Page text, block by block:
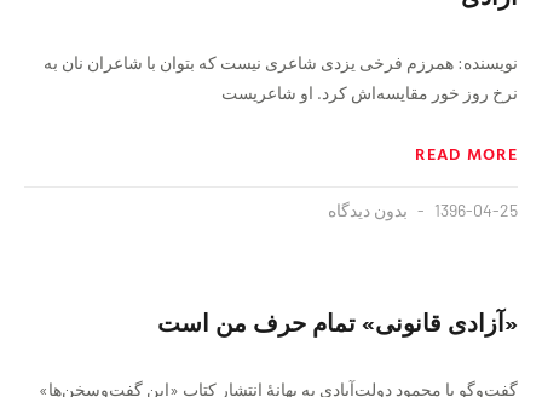
نویسنده: همرزم فرخی یزدی شاعری نیست که بتوان با شاعران نان به
نرخ روز خور مقایسه‌اش‌ کرد. او شاعریست
READ MORE
1396-04-25 بدون دیدگاه
«آزادی قانونی» تمام حرف من است
گفت‌وگو با محمود دولت‌آبادی به بهانهٔ انتشار كتاب «اين گفت‌وسخن‌ها»